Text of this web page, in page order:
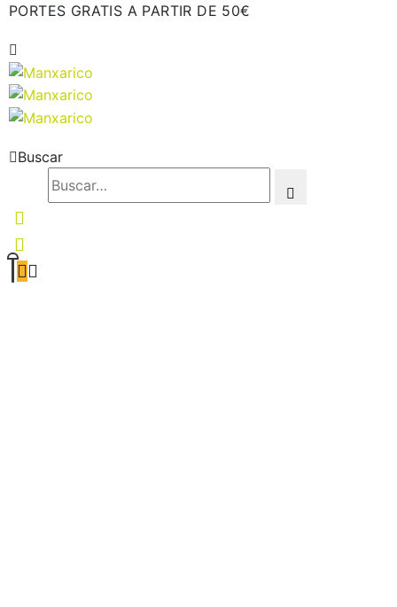
PORTES GRATIS A PARTIR DE 50€
Buscar